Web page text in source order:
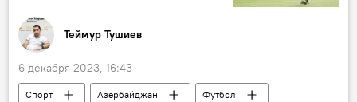
Теймур Тушиев
6 декабря 2023, 16:43
Спорт Азербайджан
Футбол